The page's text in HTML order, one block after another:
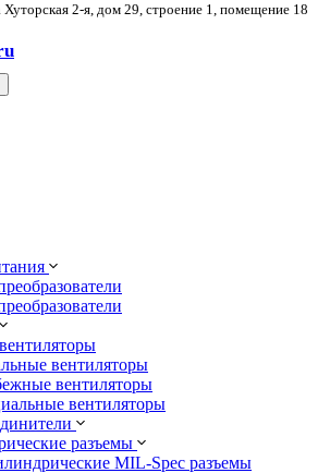
Хуторская 2-я, дом 29, строение 1, помещение 18
вентиляторы
вентиляторы
вентиляторы
разъемы
MIL-Spec разъемы